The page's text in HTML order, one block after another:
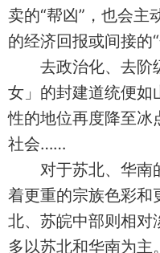
卖的“帮凶”，也会主
的经济回报或间接的“
去政治化、去阶
女」的封建道统便如
性的地位再度降至冰
社会……
对于苏北、华南
着更重的宗族色彩和
北、苏皖中部则相对
多以苏北和华南为主。